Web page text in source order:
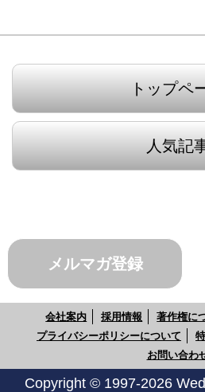
トップペ
人気記
メルマガ登録
会社案内 採用情報 著作権に
プライバシーポリシーについて
お問い合わ
Copyright © 1997-2026